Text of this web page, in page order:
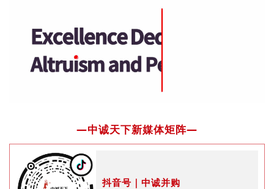
—中诚天下新媒体矩阵—
抖音号｜中诚并购